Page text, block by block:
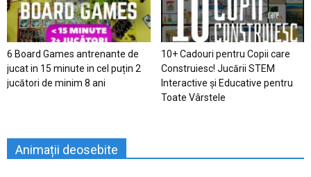
6 Board Games antrenante de
jucat in 15 minute in cel puțin 2
jucători de minim 8 ani
10+ Cadouri pentru Copii care
Construiesc! Jucării STEM
Interactive și Educative pentru
Toate Vârstele
Animații deosebite